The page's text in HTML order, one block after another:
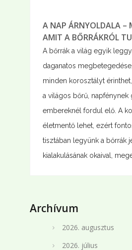
A NAP ÁRNYOLDALA –
AMIT A BŐRRÁKRÓL
A bőrrák a világ egyik
daganatos
minden korosztályt
a világos bőrű, napfénynek
embereknél fordul elő. A
életmentő lehet, ezért
tisztában legyünk a bőrrák
kialakulásának okaival,
Archívum
2026. augusztus
2026. július